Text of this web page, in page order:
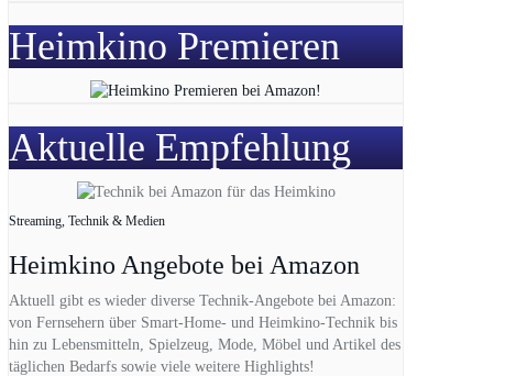
Heimkino Premieren
Aktuelle Empfehlung
Streaming, Technik & Medien
Heimkino Angebote bei Amazon
Aktuell gibt es wieder diverse Technik-Angebote bei Amazon:
von Fernsehern über Smart-Home- und Heimkino-Technik bis
hin zu Lebensmitteln, Spielzeug, Mode, Möbel und Artikel des
täglichen Bedarfs sowie viele weitere Highlights!